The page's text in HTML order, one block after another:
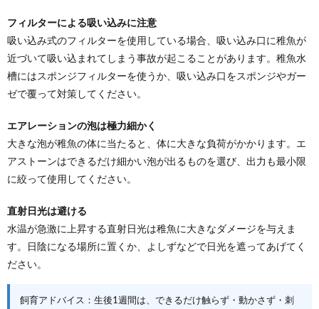
フィルターによる吸い込みに注意
吸い込み式のフィルターを使用している場合、吸い込み口に稚魚が
近づいて吸い込まれてしまう事故が起こることがあります。稚魚水
槽にはスポンジフィルターを使うか、吸い込み口をスポンジやガー
ゼで覆って対策してください。
エアレーションの泡は極力細かく
大きな泡が稚魚の体に当たると、体に大きな負荷がかかります。エ
アストーンはできるだけ細かい泡が出るものを選び、出力も最小限
に絞って使用してください。
直射日光は避ける
水温が急激に上昇する直射日光は稚魚に大きなダメージを与えま
す。日陰になる場所に置くか、よしずなどで日光を遮ってあげてく
ださい。
飼育アドバイス：生後1週間は、できるだけ触らず・動かさず・刺